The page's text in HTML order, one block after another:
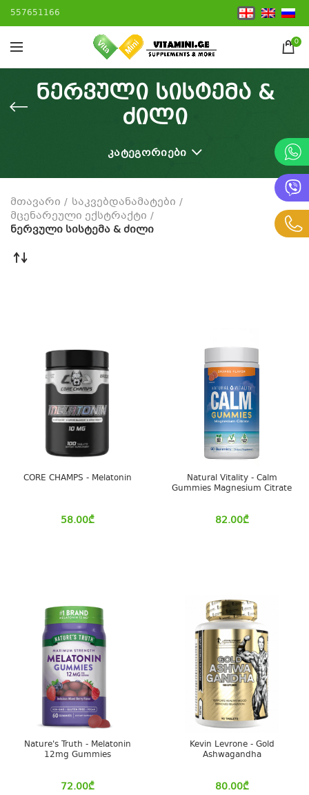
557651166
0
ნერვული სისტემა &
ძილი
ᲙᲐᲢᲔᲒᲝᲠᲘᲔᲑᲘ
მთავარი
საკვებდანამატები
მცენარეული ექსტრაქტი
ნერვული სისტემა & ძილი
CORE CHAMPS - Melatonin
58.00₾
Natural Vitality - Calm
Gummies Magnesium Citrate
82.00₾
Nature's Truth - Melatonin
12mg Gummies
72.00₾
Kevin Levrone - Gold
Ashwagandha
80.00₾